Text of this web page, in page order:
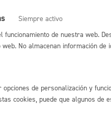
Agenda solidaria: Donostia
Siempre activo
funcionamiento de nuestra web.
No almacenan información de
de personalización y
cookies, puede que algunos de